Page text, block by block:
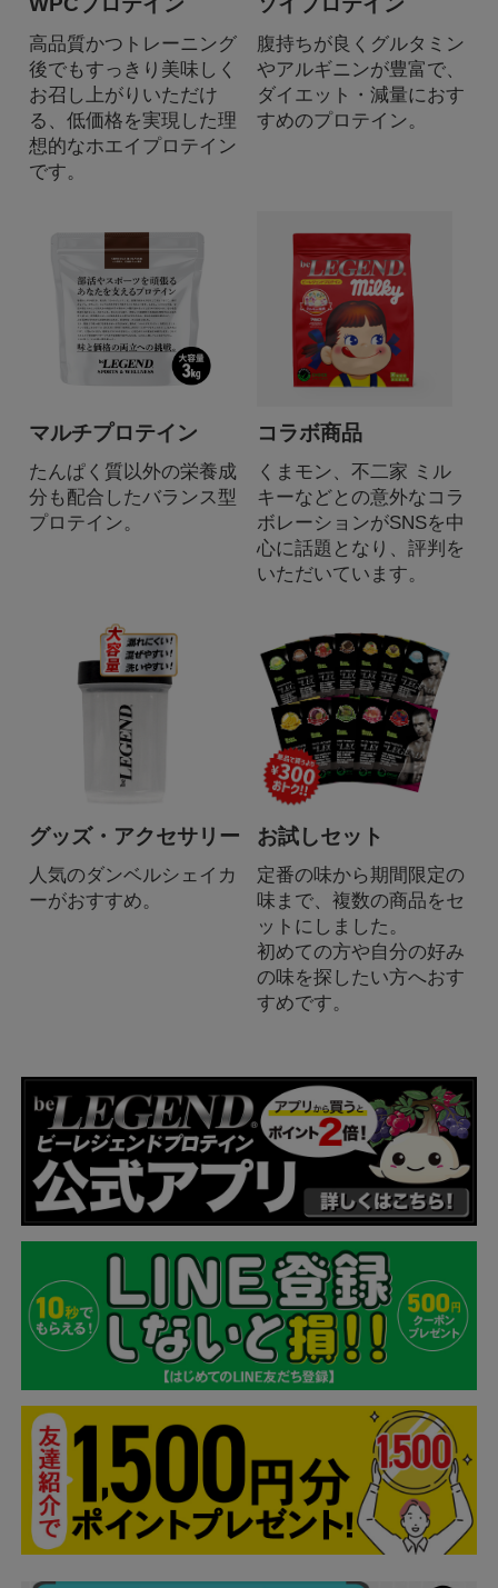
高品質かつトレーニング
後でもすっきり美味しく
お召し上がりいただけ
る、低価格を実現した理
想的なホエイプロテイン
です。
腹持ちが良くグルタミン
やアルギニンが豊富で、
ダイエット・減量におす
すめのプロテイン。
マルチプロテイン
たんぱく質以外の栄養成
分も配合したバランス型
プロテイン。
コラボ商品
くまモン、不二家 ミル
キーなどとの意外なコラ
ボレーションがSNSを中
心に話題となり、評判を
いただいています。
グッズ・アクセサリー
人気のダンベルシェイカ
ーがおすすめ。
お試しセット
定番の味から期間限定の
味まで、複数の商品をセ
ットにしました。
初めての方や自分の好み
の味を探したい方へおす
すめです。